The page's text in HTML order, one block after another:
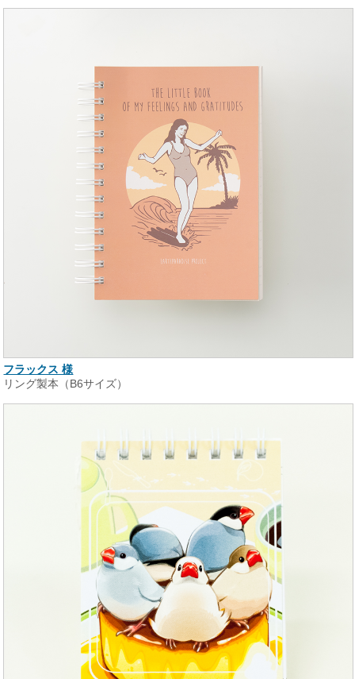
フラックス 様
リング製本（B6サイズ）